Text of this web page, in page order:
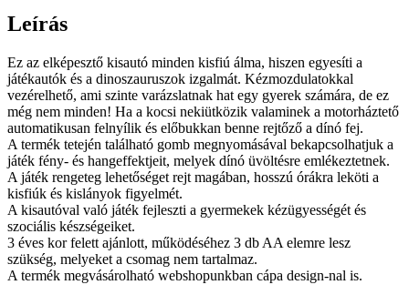
Leírás
Ez az elképesztő kisautó minden kisfiú álma, hiszen egyesíti a
játékautók és a dinoszauruszok izgalmát. Kézmozdulatokkal
vezérelhető, ami szinte varázslatnak hat egy gyerek számára, de ez
még nem minden! Ha a kocsi nekiütközik valaminek a motorháztető
automatikusan felnyílik és előbukkan benne rejtőző a dínó fej.
A termék tetején található gomb megnyomásával bekapcsolhatjuk a
játék fény- és hangeffektjeit, melyek dínó üvöltésre emlékeztetnek.
A játék rengeteg lehetőséget rejt magában, hosszú órákra leköti a
kisfiúk és kislányok figyelmét.
A kisautóval való játék fejleszti a gyermekek kézügyességét és
szociális készségeiket.
3 éves kor felett ajánlott, működéséhez 3 db AA elemre lesz
szükség, melyeket a csomag nem tartalmaz.
A termék megvásárolható webshopunkban cápa design-nal is.